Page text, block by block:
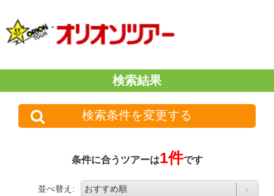
検索結果
検索条件を変更する
条件に合うツアーは1件です
並べ替え: